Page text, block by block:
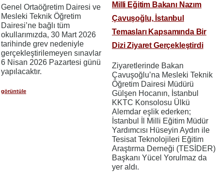
Genel Ortaöğretim Dairesi ve
Mesleki Teknik Öğretim
Dairesi’ne bağlı tüm
okullarımızda, 30 Mart 2026
tarihinde grev nedeniyle
gerçekleştirilemeyen sınavlar
6 Nisan 2026 Pazartesi günü
yapılacaktır.
görüntüle
Milli Eğitim Bakanı Nazım
Çavuşoğlu, İstanbul
Temasları Kapsamında Bir
Dizi Ziyaret Gerçekleştirdi
Ziyaretlerinde Bakan
Çavuşoğlu’na Mesleki Teknik
Öğretim Dairesi Müdürü
Gülşen Hocanın, İstanbul
KKTC Konsolosu Ülkü
Alemdar eşlik ederken;
İstanbul İl Milli Eğitim Müdür
Yardımcısı Hüseyin Aydın ile
Tesisat Teknolojileri Eğitim
Araştırma Derneği (TESİDER)
Başkanı Yücel Yorulmaz da
yer aldı.